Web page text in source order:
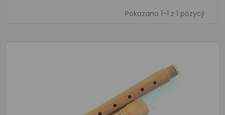
Pokazano 1-1 z 1 pozycji